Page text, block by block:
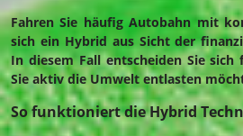
Fahren Sie häufig Autobahn mit
sich ein Hybrid aus Sicht der
In diesem Fall entscheiden Sie
Sie aktiv die Umwelt entlasten
So funktioniert die Hybrid